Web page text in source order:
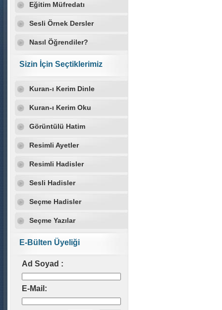
Eğitim Müfredatı
Sesli Örnek Dersler
Nasıl Öğrendiler?
Sizin İçin Seçtiklerimiz
Kuran-ı Kerim Dinle
Kuran-ı Kerim Oku
Görüntülü Hatim
Resimli Ayetler
Resimli Hadisler
Sesli Hadisler
Seçme Hadisler
Seçme Yazılar
E-Bülten Üyeliği
Ad Soyad :
E-Mail: